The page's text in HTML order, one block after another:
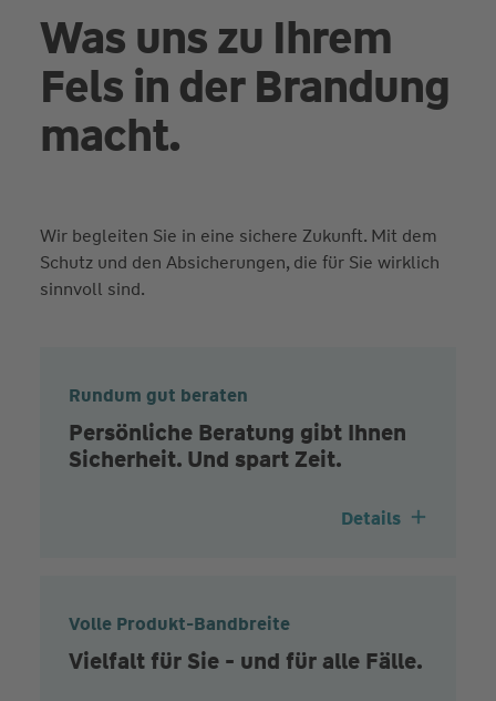
Was uns zu Ihrem
Fels in der Brandung
macht.
Wir begleiten Sie in eine sichere Zukunft. Mit dem
Schutz und den Absicherungen, die für Sie wirklich
sinnvoll sind.
Rundum gut beraten
Persönliche Beratung gibt Ihnen
Sicherheit. Und spart Zeit.
Details
Volle Produkt-Bandbreite
Vielfalt für Sie - und für alle Fälle.